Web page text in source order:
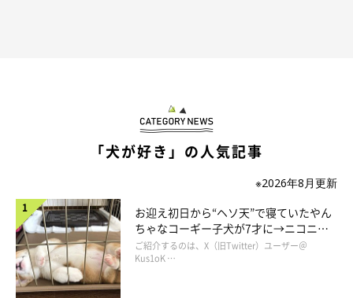
「犬が好き」の人気記事
※2026年8月更新
お迎え初日から“ヘソ天”で寝ていたやん
ちゃなコーギー子犬が7才に→ニコニ
コ“コーギースマイル”が魅力のコに成
長！
ご紹介するのは、X（旧Twitter）ユーザー＠
Kus1oK …